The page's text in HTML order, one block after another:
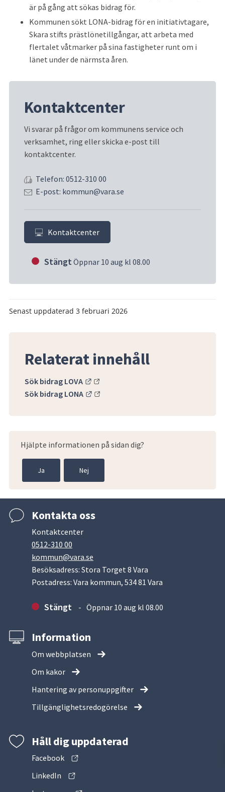
är på gång att sökas bidrag för.
Kommunen sökt LONA-bidrag för en initiativtagare,
Skara stifts prästlönetillgångar, att arbeta med
flertalet våtmarker på sina fastigheter runt om i
länet under de närmsta åren.
Kontaktcenter
Vi svarar på frågor om kommunens service och
verksamhet, ring eller skicka e-post till
kontaktcenter.
Telefon: 0512-310 00
E-post: kommun@vara.se
Kontaktcenter
Stängt Öppnar 10 aug kl 08.00
Senast uppdaterad 3 februari 2026
Relaterat innehåll
Sök bidrag LOVA
Länk till annan webbplats.
Sök bidrag LONA
Länk till annan webbplats.
Hjälpte informationen på sidan dig?
Ja Nej
Kontakta oss
Kontaktcenter
0512-310 00
kommun@vara.se
Besöksadress: Stora Torget 8 Vara
Postadress: Vara kommun, 534 81 Vara
Stängt Öppnar 10 aug kl 08.00
Information
Om webbplatsen
Om kakor
Hantering av personuppgifter
Tillgänglighetsredogörelse
Håll dig uppdaterad
Facebook
LinkedIn